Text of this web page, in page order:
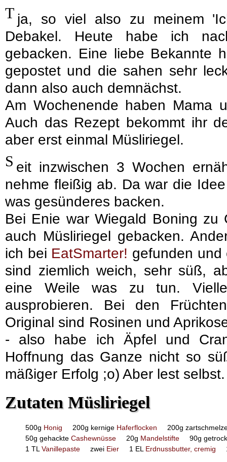
T ja, so viel also zu meinem
Debakel. Heute habe ich
gebacken. Eine liebe Bekannte
gepostet und die sahen sehr
dann also auch demnächst.
Am Wochenende haben Mama
Auch das Rezept bekommt ihr
aber erst einmal Müsliriegel.
S eit inzwischen 3 Wochen
nehme fleißig ab. Da war die
was gesünderes backen.
Bei Enie war Wiegald Boning
auch Müsliriegel gebacken.
ich bei EatSmarter! gefunden und
sind ziemlich weich, sehr süß,
eine Weile was zu tun.
ausprobieren. Bei den
Original sind Rosinen und
- also habe ich Äpfel und
Hoffnung das Ganze nicht so
mäßiger Erfolg ;o) Aber lest selbst.
Zutaten Müsliriegel
500g Honig 200g kernige Haferflocken
200g
50g gehackte Cashewnüsse 20g Mandelstifte
90g
1 TL Vanillepaste zwei Eier 1 EL Erdnussbutter, cremig